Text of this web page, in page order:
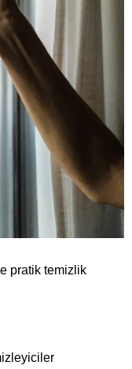
pratik temizlik